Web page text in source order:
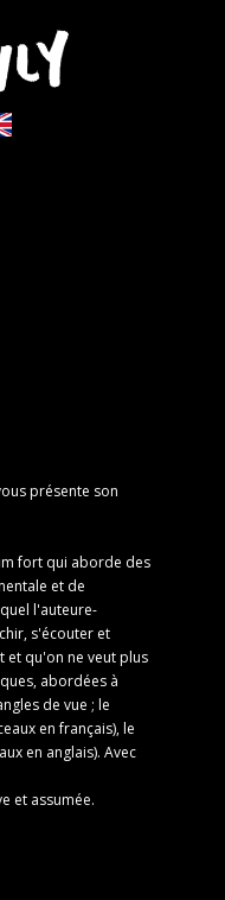
présente son
fort qui aborde des
et de
l'auteure-
s'écouter et
et qu'on ne veut plus
abordées à
de vue ; le
en français), le
en anglais). Avec
et assumée.